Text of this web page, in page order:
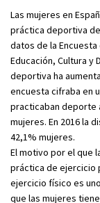
Las mujeres en
práctica deportiva
datos de la
Educación, Cultura
deportiva ha
encuesta cifraba en
practicaban deporte
mujeres. En 2016 la
42,1% mujeres.
El motivo por el que
práctica de ejercicio
ejercicio físico es
que las mujeres